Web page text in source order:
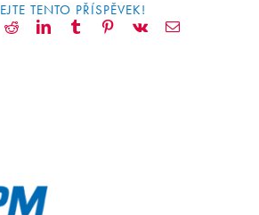
TENTO PŘÍSPĚVEK!
RedditLinkedIn TumblrPinterestVk E-